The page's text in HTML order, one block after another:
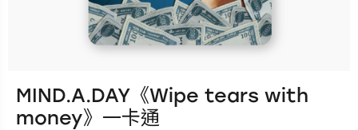
更多銷售據點
發行：2026-08-05
MIND.A.DAY《Wipe tears with
money》一卡通